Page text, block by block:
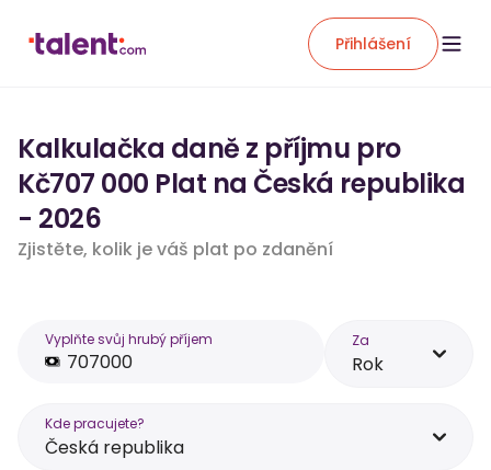
Přihlášení
Kalkulačka daně z příjmu pro
Kč707 000 Plat na Česká republika
- 2026
Zjistěte, kolik je váš plat po zdanění
Vyplňte svůj hrubý příjem Za
Rok
Kde pracujete?
Česká republika